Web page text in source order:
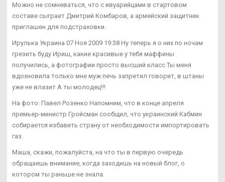
Можно не сомневаться, что с ивуарийцами в стартовом
составе сыграет Дмитрий Комбаров, а армейский защитник
приглашен для подстраховки.
Ирулька Украина 07 Ноя 2009 19:38 Ну теперь я о них по ночам
грезить буду Ириш, какие красивые у тебя маффины
получились, а фотографии просто высший класс Ты меня
вдохновила только мне муж печь запретил говорит, в штаны
уже не влазит А ты молодец!!!
На фото: Павел Розенко Напомним, что в конце апреля
премьер-министр Гройсман сообщил, что украинский Кабмин
собирается избавить страну от необходимости импортировать
газ.
Маша, скажи, пожалуйста, на что ты в первую очередь
обращаешь внимание, когда заходишь на новый блог, о
котором ты раньше не знала.